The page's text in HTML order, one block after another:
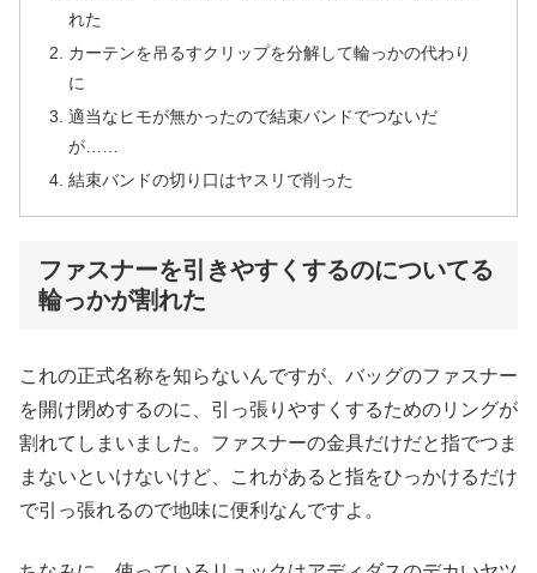
れた
カーテンを吊るすクリップを分解して輪っかの代わり
に
適当なヒモが無かったので結束バンドでつないだ
が……
結束バンドの切り口はヤスリで削った
ファスナーを引きやすくするのについてる
輪っかが割れた
これの正式名称を知らないんですが、バッグのファスナー
を開け閉めするのに、引っ張りやすくするためのリングが
割れてしまいました。ファスナーの金具だけだと指でつま
まないといけないけど、これがあると指をひっかけるだけ
で引っ張れるので地味に便利なんですよ。